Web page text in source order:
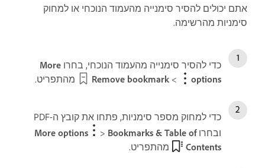
אתם יכולים להסיר סימנייה מהעמוד הנוכחי או למחוק
סימניות מהרשימה.
כדי להסיר סימנייה מהעמוד הנוכחי, בחרו More
options
‏>
Remove bookmark מהתפריט.
כדי למחוק מספר סימניות, פתחו את קובץ ה-PDF
ובחרו
More options > Bookmarks & Table of
Contents
מהתפריט.